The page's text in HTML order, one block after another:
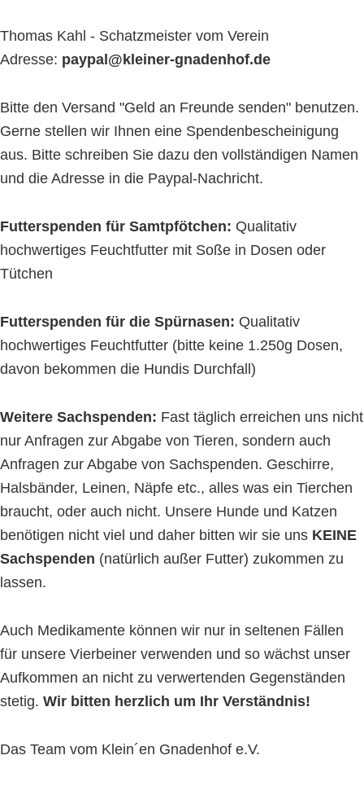
Thomas Kahl - Schatzmeister vom Verein
Adresse: paypal@kleiner-gnadenhof.de
Bitte den Versand "Geld an Freunde senden" benutzen.
Gerne stellen wir Ihnen eine Spendenbescheinigung
aus. Bitte schreiben Sie dazu den vollständigen Namen
und die Adresse in die Paypal-Nachricht.
Futterspenden für Samtpfötchen: Qualitativ
hochwertiges Feuchtfutter mit Soße in Dosen oder
Tütchen
Futterspenden für die Spürnasen: Qualitativ
hochwertiges Feuchtfutter (bitte keine 1.250g Dosen,
davon bekommen die Hundis Durchfall)
Weitere Sachspenden: Fast täglich erreichen uns nicht
nur Anfragen zur Abgabe von Tieren, sondern auch
Anfragen zur Abgabe von Sachspenden. Geschirre,
Halsbänder, Leinen, Näpfe etc., alles was ein Tierchen
braucht, oder auch nicht. Unsere Hunde und Katzen
benötigen nicht viel und daher bitten wir sie uns KEINE
Sachspenden (natürlich außer Futter) zukommen zu
lassen.
Auch Medikamente können wir nur in seltenen Fällen
für unsere Vierbeiner verwenden und so wächst unser
Aufkommen an nicht zu verwertenden Gegenständen
stetig. Wir bitten herzlich um Ihr Verständnis!
Das Team vom Klein´en Gnadenhof e.V.